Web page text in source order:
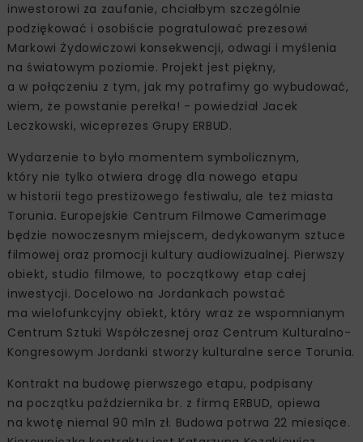
inwestorowi za zaufanie, chciałbym szczególnie
podziękować i osobiście pogratulować prezesowi
Markowi Żydowiczowi konsekwencji, odwagi i myślenia
na światowym poziomie. Projekt jest piękny,
a w połączeniu z tym, jak my potrafimy go wybudować,
wiem, że powstanie perełka! - powiedział Jacek
Leczkowski, wiceprezes Grupy ERBUD.
Wydarzenie to było momentem symbolicznym,
który nie tylko otwiera drogę dla nowego etapu
w historii tego prestiżowego festiwalu, ale też miasta
Torunia. Europejskie Centrum Filmowe Camerimage
będzie nowoczesnym miejscem, dedykowanym sztuce
filmowej oraz promocji kultury audiowizualnej. Pierwszy
obiekt, studio filmowe, to początkowy etap całej
inwestycji. Docelowo na Jordankach powstać
ma wielofunkcyjny obiekt, który wraz ze wspomnianym
Centrum Sztuki Współczesnej oraz Centrum Kulturalno-
Kongresowym Jordanki stworzy kulturalne serce Torunia.
Kontrakt na budowę pierwszego etapu, podpisany
na początku października br. z firmą ERBUD, opiewa
na kwotę niemal 90 mln zł. Budowa potrwa 22 miesiące.